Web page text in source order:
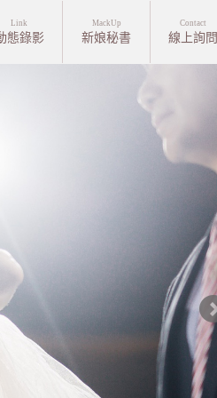
Link
態錄影
MackUp
新娘秘書
Contact
線上詢問